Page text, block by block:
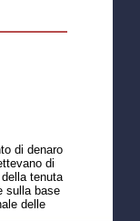
di denaro
di
tenuta
sulla base
delle